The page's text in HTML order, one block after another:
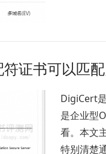
证书可以匹
DigiCert
是企业型
看。本文
特别清楚